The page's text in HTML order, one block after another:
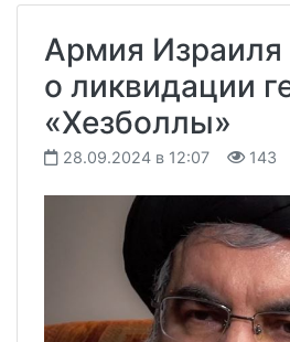
Армия
о ликвидации
«Хезболлы»
28.09.2024 в 12:07 143